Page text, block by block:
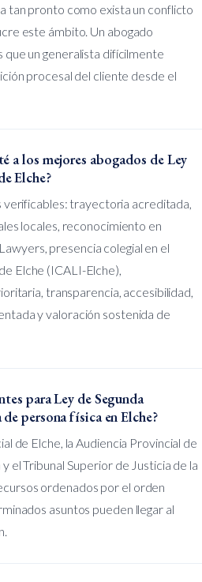
tan pronto como exista un conflicto
este ámbito. Un abogado
que un generalista difícilmente
procesal del cliente desde el
a los mejores abogados de Ley
Elche?
verificables: trayectoria acreditada,
locales, reconocimiento en
presencia colegial en el
Elche (ICALI-Elche),
transparencia, accesibilidad,
y valoración sostenida de
para Ley de Segunda
persona física en Elche?
de Elche, la Audiencia Provincial de
el Tribunal Superior de Justicia de la
ordenados por el orden
asuntos pueden llegar al